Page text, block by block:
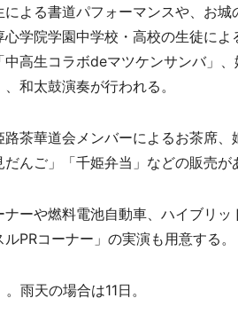
よる書道パフォーマンスや、お城
学院学園中学校・高校の生徒に
高生コラボdeマツケンサンバ」
和太鼓演奏が行われる。
茶華道会メンバーによるお茶席、
んご」「千姫弁当」などの販売が
ーや燃料電池自動車、ハイブリッ
PRコーナー」の実演も用意する。
雨天の場合は11日。